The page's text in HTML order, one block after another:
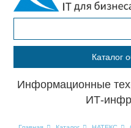
Каталог
Информационные
ИТ-